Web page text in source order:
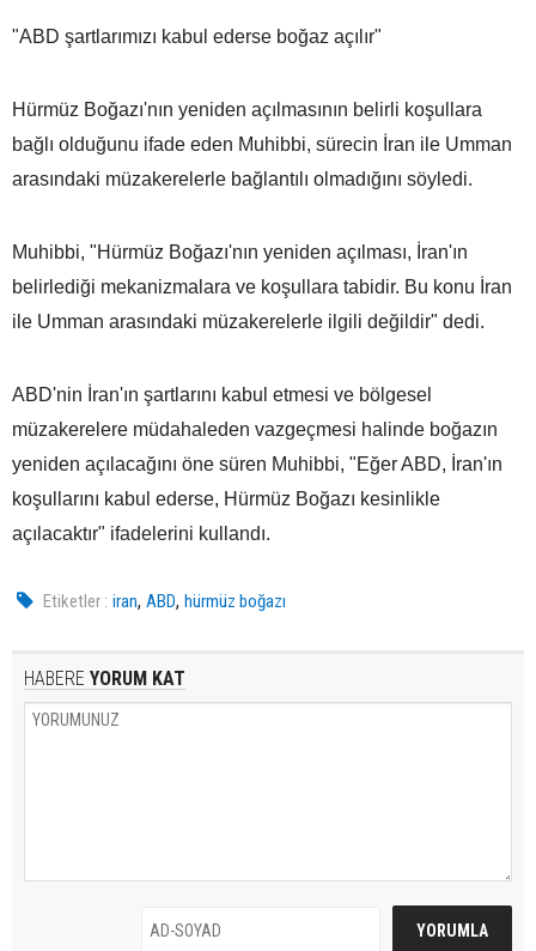
"ABD şartlarımızı kabul ederse boğaz açılır"
Hürmüz Boğazı'nın yeniden açılmasının belirli koşullara
bağlı olduğunu ifade eden Muhibbi, sürecin İran ile Umman
arasındaki müzakerelerle bağlantılı olmadığını söyledi.
Muhibbi, "Hürmüz Boğazı'nın yeniden açılması, İran'ın
belirlediği mekanizmalara ve koşullara tabidir. Bu konu İran
ile Umman arasındaki müzakerelerle ilgili değildir" dedi.
ABD'nin İran'ın şartlarını kabul etmesi ve bölgesel
müzakerelere müdahaleden vazgeçmesi halinde boğazın
yeniden açılacağını öne süren Muhibbi, "Eğer ABD, İran'ın
koşullarını kabul ederse, Hürmüz Boğazı kesinlikle
açılacaktır" ifadelerini kullandı.
Etiketler : iran,ABD,hürmüz boğazı
HABERE YORUM KAT